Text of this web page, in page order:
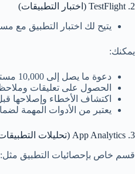
2. TestFlight (اختبار التطبيقات)
يتيح لك اختبار التطبيق مع
يمكنك:
دعوة ما يصل إلى 10,000 مستخدم تجريبي.
الحصول على تعليقات
اكتشاف الأخطاء وإصلاحها
يعتبر من الأدوات المهمة
3. App Analytics (تحليلات التطبيقات)
قسم خاص بإحصائيات التطبيق مثل: